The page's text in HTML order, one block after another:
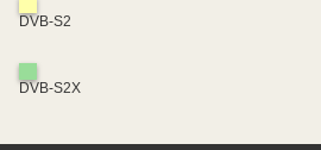
DVB-S2
DVB-S2X